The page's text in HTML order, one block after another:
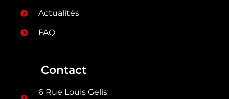
Actualités
FAQ
Contact
6 Rue Louis Gelis